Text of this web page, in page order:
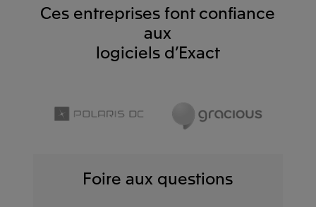
Ces entreprises font confiance
aux
logiciels d’Exact
Foire aux questions